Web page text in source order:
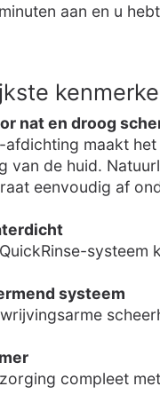
aan en u
nat en droog
afdichting maakt
van de huid.
eenvoudig af
systeem
compleet